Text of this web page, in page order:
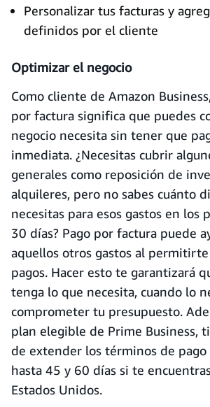
Personalizar tus facturas y
definidos por el cliente
Optimizar el negocio
Como cliente de Amazon
por factura significa que puedes
negocio necesita sin tener que
inmediata. ¿Necesitas cubrir
generales como reposición de
alquileres, pero no sabes cuánto
necesitas para esos gastos en los
30 días? Pago por factura puede
aquellos otros gastos al
pagos. Hacer esto te garantizará
tenga lo que necesita, cuando lo
comprometer tu presupuesto.
plan elegible de Prime Business,
de extender los términos de pago
hasta 45 y 60 días si te
Estados Unidos.